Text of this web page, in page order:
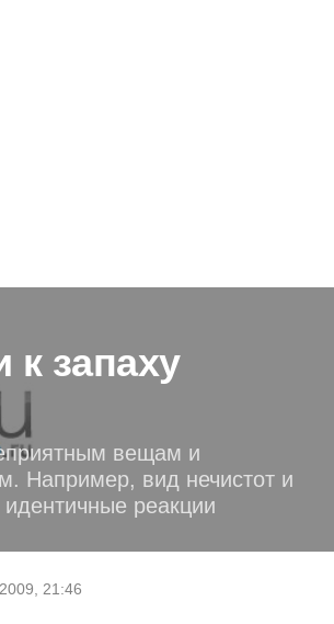
к запаху
вещам и
Например, вид нечистот и
реакции
21:46